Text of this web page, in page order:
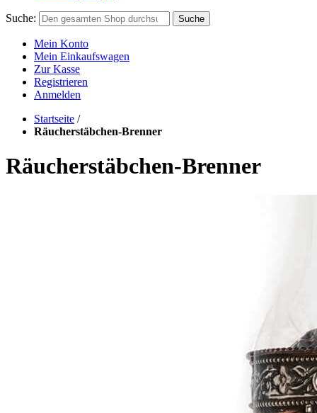
Suche: Suche
Mein Konto
Mein Einkaufswagen
Zur Kasse
Registrieren
Anmelden
Startseite /
Räucherstäbchen-Brenner
Räucherstäbchen-Brenner